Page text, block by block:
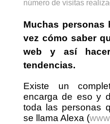
Muchas personas
vez cómo saber
web y así
tendencias.
Existe un
encarga de eso y
toda las personas
se llama Alexa (